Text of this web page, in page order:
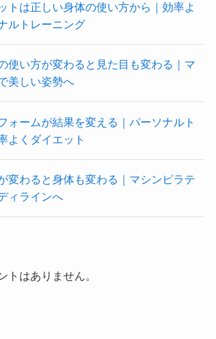
トは正しい身体の使い方から｜効率よ
ルトレーニング
使い方が変わると見た目も変わる｜マ
美しい姿勢へ
ォームが結果を変える｜パーソナルト
よくダイエット
変わると身体も変わる｜マシンピラテ
ィラインへ
トはありません。